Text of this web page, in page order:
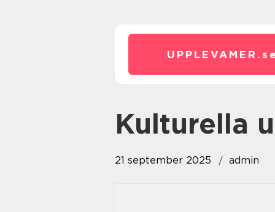
UPPLEVAMER.
Kulturella
21 september 2025 admin